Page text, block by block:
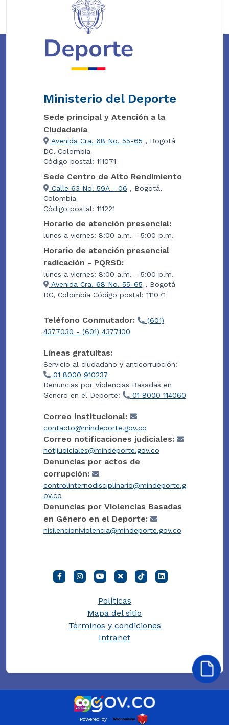
Ministerio del Deporte
Sede principal y Atención a la
Ciudadanía
Avenida Cra. 68 No. 55-65 , Bogotá
DC, Colombia
Código postal: 111071
Sede Centro de Alto Rendimiento
Calle 63 No. 59A - 06 , Bogotá,
Colombia
Código postal: 111221
Horario de atención presencial:
lunes a viernes: 8:00 a.m. - 5:00 p.m.
Horario de atención presencial
radicación - PQRSD:
lunes a viernes: 8:00 a.m. - 5:00 p.m.
Avenida Cra. 68 No. 55-65 , Bogotá
DC, Colombia Código postal: 111071
Teléfono Conmutador:
(601)
4377030 - (601) 4377100
Líneas gratuitas:
Servicio al ciudadano y anticorrupción:
01 8000 910237
Denuncias por Violencias Basadas en
Género en el Deporte:
01 8000 114060
Correo institucional:
contacto@mindeporte.gov.co
Correo notificaciones judiciales:
notijudiciales@mindeporte.gov.co
Denuncias por actos de
corrupción:
controlinternodisciplinario@mindeporte.g
ov.co
Denuncias por Violencias Basadas
en Género en el Deporte:
nisilencioniviolencia@mindeporte.gov.co
Políticas
Mapa del sitio
Términos y condiciones
Intranet
Powered by :